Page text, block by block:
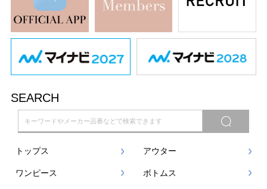
SEARCH
トップス アウター
ワンピース ボトムス